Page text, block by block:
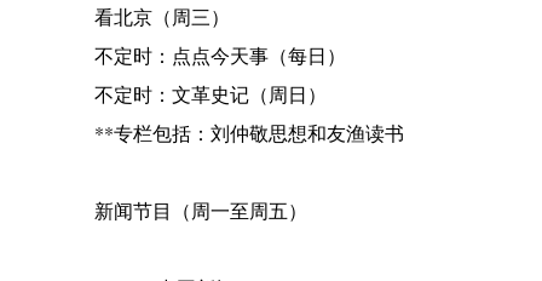
看北京（周三）
不定时：点点今天事（每日）
不定时：文革史记（周日）
**专栏包括：刘仲敬思想和友渔读书
新闻节目（周一至周五）